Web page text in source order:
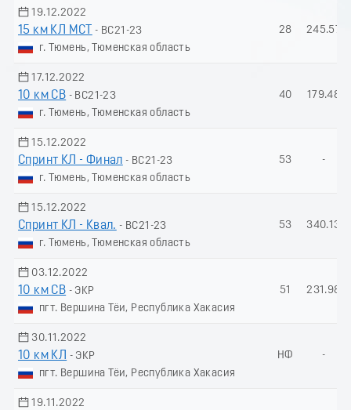
19.12.2022
15 км КЛ МСТ
- ВС21-23
г. Тюмень, Тюменская область
28 245.57
17.12.2022
10 км СВ - ВС21-23
г. Тюмень, Тюменская область
40 179.48
15.12.2022
Спринт КЛ - Финал - ВС21-23
г. Тюмень, Тюменская область
53 -
15.12.2022
Спринт КЛ - Квал. - ВС21-23
г. Тюмень, Тюменская область
53 340.13
03.12.2022
10 км СВ - ЭКР
пгт. Вершина Тёи, Республика Хакасия
51 231.98
30.11.2022
10 км КЛ
- ЭКР
пгт. Вершина Тёи, Республика Хакасия
НФ -
19.11.2022